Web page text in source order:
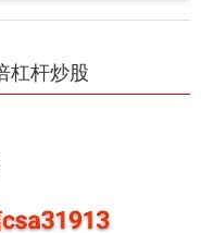
杠杆炒股